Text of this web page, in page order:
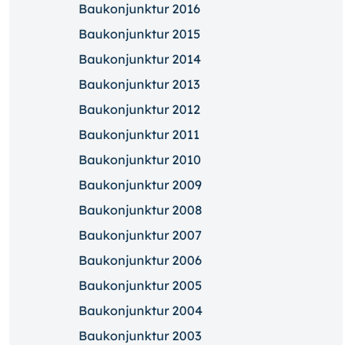
Baukonjunktur 2016
Baukonjunktur 2015
Baukonjunktur 2014
Baukonjunktur 2013
Baukonjunktur 2012
Baukonjunktur 2011
Baukonjunktur 2010
Baukonjunktur 2009
Baukonjunktur 2008
Baukonjunktur 2007
Baukonjunktur 2006
Baukonjunktur 2005
Baukonjunktur 2004
Baukonjunktur 2003